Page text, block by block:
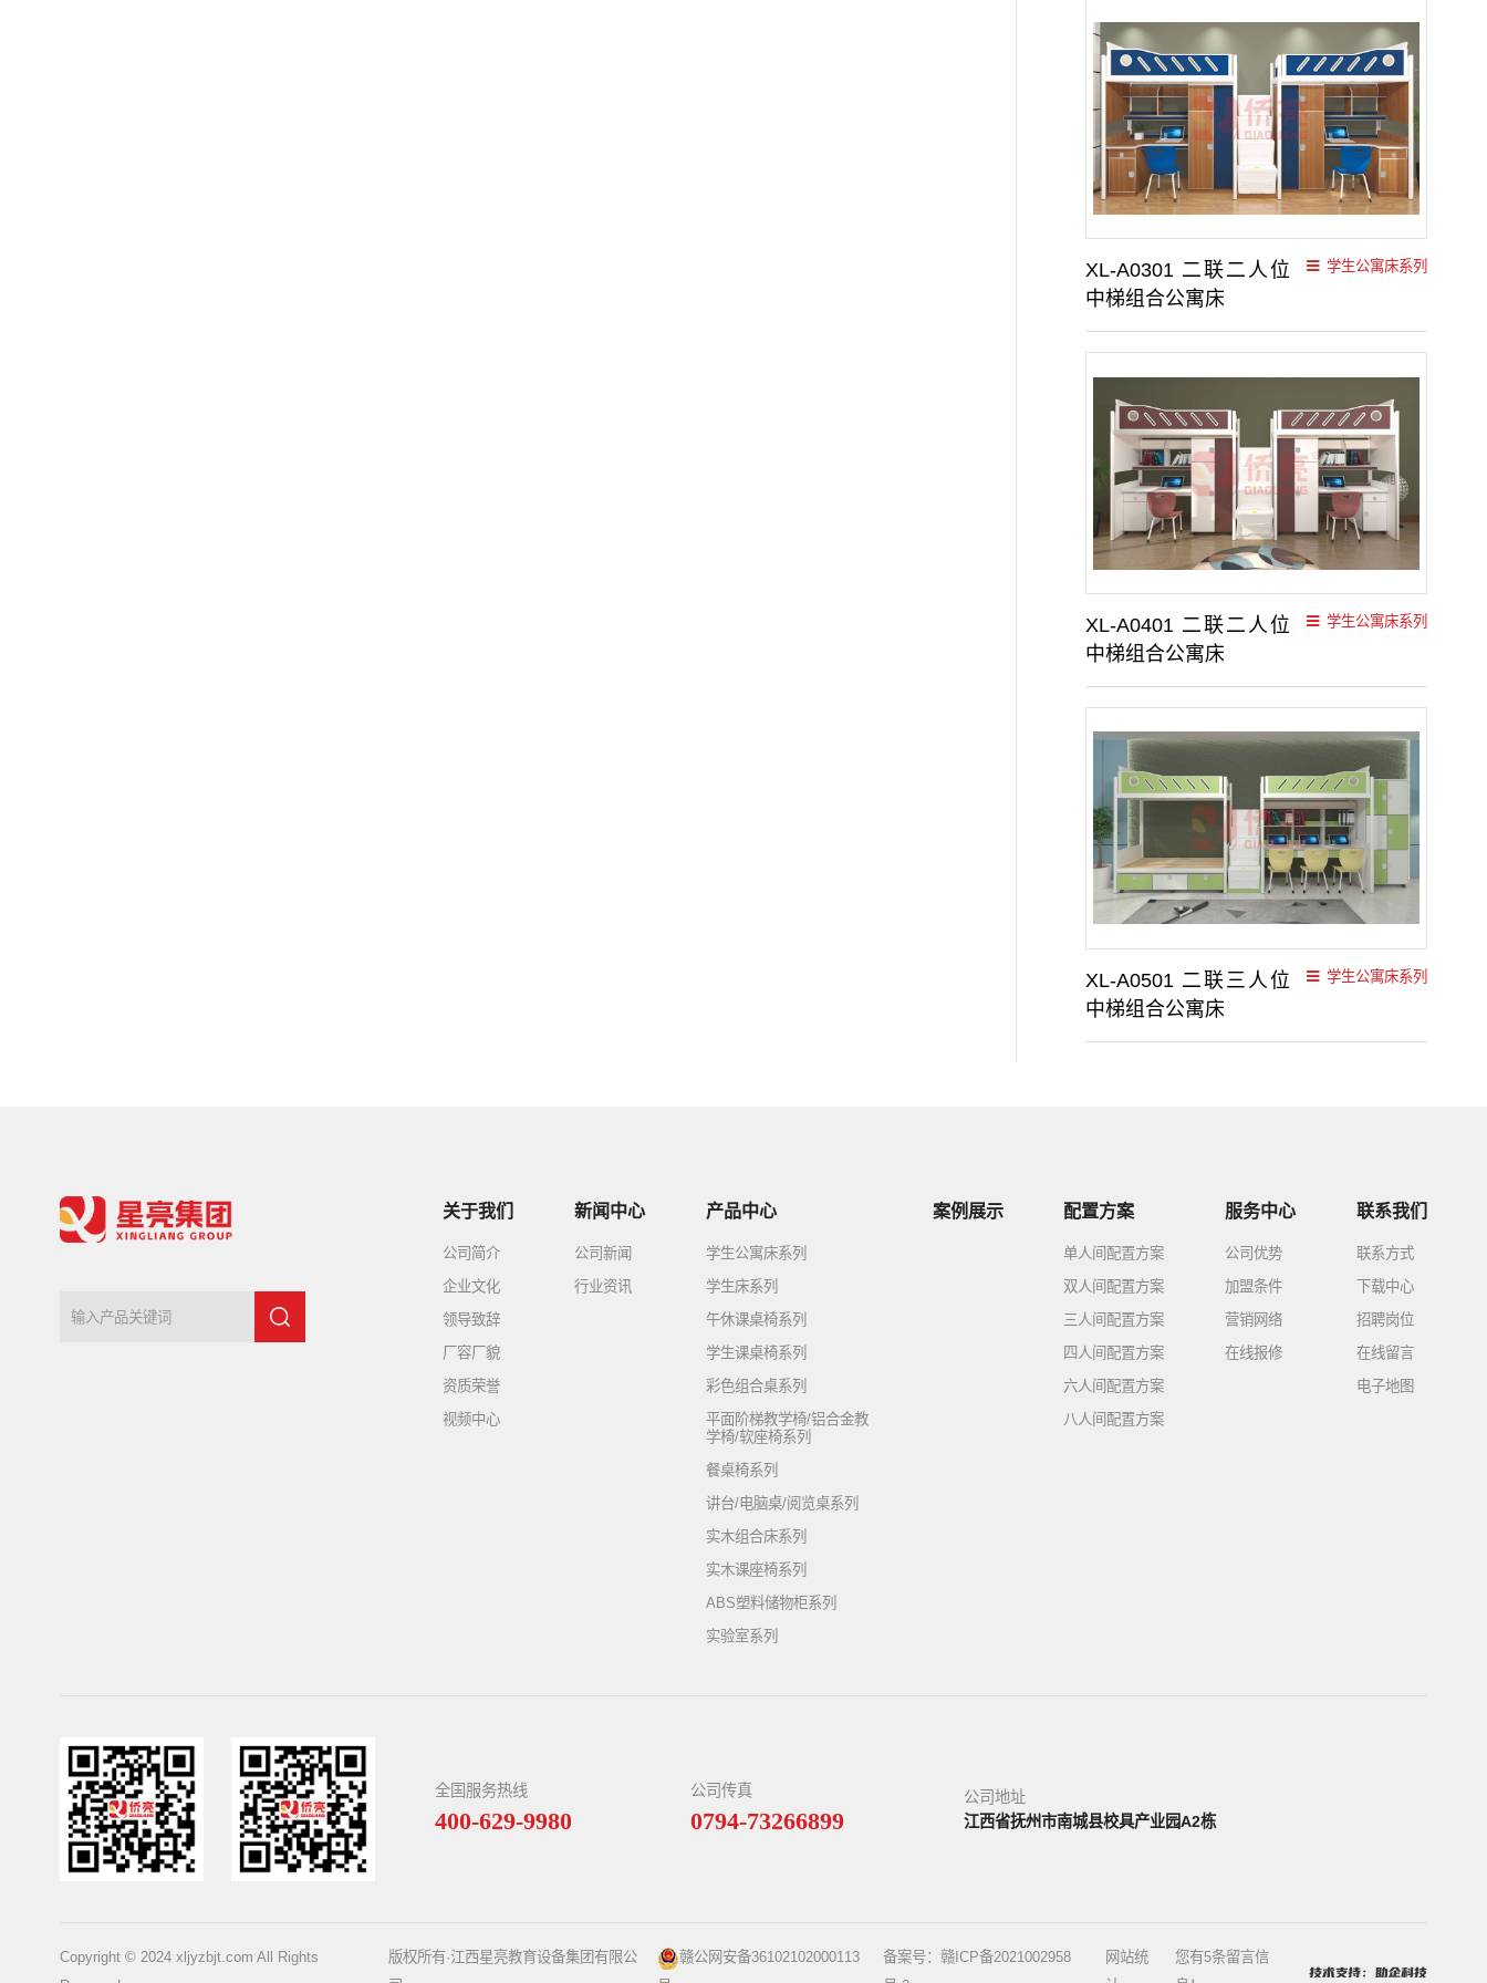
XL-A0301 二联二人位
中梯组合公寓床
学生公寓床系列
XL-A0401 二联二人位
中梯组合公寓床
学生公寓床系列
XL-A0501 二联三人位
中梯组合公寓床
学生公寓床系列
关于我们
公司简介
企业文化
领导致辞
厂容厂貌
资质荣誉
视频中心
新闻中心
公司新闻
行业资讯
产品中心
学生公寓床系列
学生床系列
午休课桌椅系列
学生课桌椅系列
彩色组合桌系列
平面阶梯教学椅/铝合金教
学椅/软座椅系列
餐桌椅系列
讲台/电脑桌/阅览桌系列
实木组合床系列
实木课座椅系列
ABS塑料储物柜系列
实验室系列
案例展示 配置方案
单人间配置方案
双人间配置方案
三人间配置方案
四人间配置方案
六人间配置方案
八人间配置方案
服务中心
公司优势
加盟条件
营销网络
在线报修
联系我们
联系方式
下载中心
招聘岗位
在线留言
电子地图
全国服务热线
400-629-9980
公司传真
0794-73266899
公司地址
江西省抚州市南城县校具产业园A2栋
Copyright © 2024 xljyzbjt.com All Rights
版权所有·江西星亮教育设备集团有限公
赣公网安备36102102000113
备案号： 赣ICP备2021002958
网站统
您有5条留言信